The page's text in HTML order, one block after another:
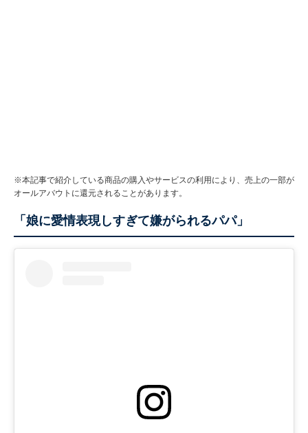
※本記事で紹介している商品の購入やサービスの利用により、売上の一部が
オールアバウトに還元されることがあります。
「娘に愛情表現しすぎて嫌がられるパパ」